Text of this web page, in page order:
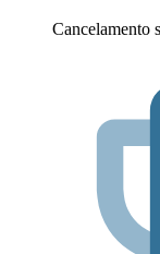
Cancelamento